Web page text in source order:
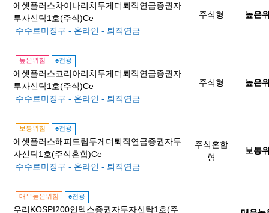
에셋플러스차이나리치투게더퇴직연금증권자
투자신탁1호(주식)Ce
수수료미징구 - 온라인 - 퇴직연금
주식형 높은
높은위험 e전용
에셋플러스코리아리치투게더퇴직연금증권자
투자신탁1호(주식)Ce
수수료미징구 - 온라인 - 퇴직연금
주식형 높은
보통위험 e전용
에셋플러스해피드림투게더퇴직연금증권자투
자신탁1호(주식혼합)Ce
수수료미징구 - 온라인 - 퇴직연금
주식혼합
형
보통
매우높은위험 e전용
우리KOSPI200인덱스증권자투자신탁1호(주